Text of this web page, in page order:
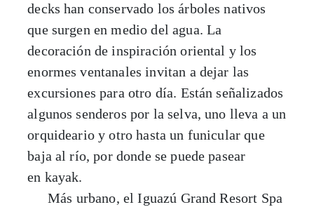
decks han conservado los árboles nativos
que surgen en medio del agua. La
decoración de inspiración oriental y los
enormes ventanales invitan a dejar las
excursiones para otro día. Están señalizados
algunos senderos por la selva, uno lleva a un
orquideario y otro hasta un funicular que
baja al río, por donde se puede pasear
en kayak.
Más urbano, el Iguazú Grand Resort Spa